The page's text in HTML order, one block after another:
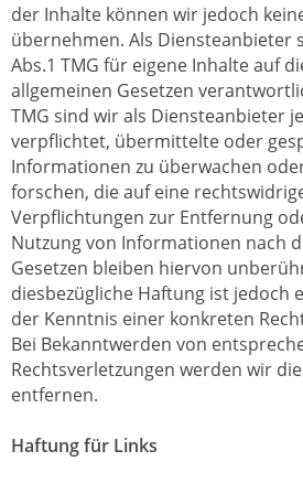
der Inhalte können wir jedoch
übernehmen. Als Diensteanbieter
Abs.1 TMG für eigene Inhalte auf
allgemeinen Gesetzen
TMG sind wir als Diensteanbieter
verpflichtet, übermittelte oder
Informationen zu überwachen
forschen, die auf eine
Verpflichtungen zur Entfernung
Nutzung von Informationen nach
Gesetzen bleiben hiervon
diesbezügliche Haftung ist jedoch
der Kenntnis einer konkreten
Bei Bekanntwerden von
Rechtsverletzungen werden wir
entfernen.
Haftung für Links